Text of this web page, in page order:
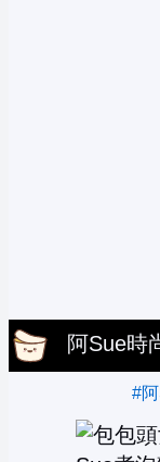
阿Sue時
#